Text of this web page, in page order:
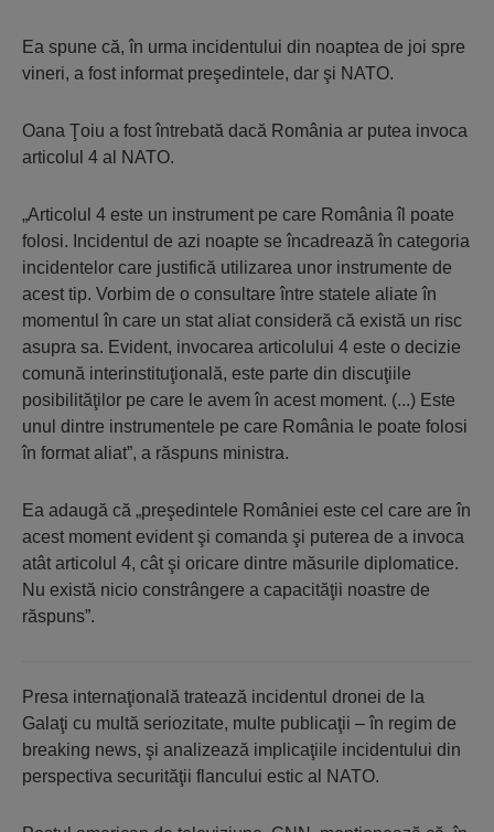
Ea spune că, în urma incidentului din noaptea de joi spre
vineri, a fost informat preşedintele, dar şi NATO.
Oana Ţoiu a fost întrebată dacă România ar putea invoca
articolul 4 al NATO.
„Articolul 4 este un instrument pe care România îl poate
folosi. Incidentul de azi noapte se încadrează în categoria
incidentelor care justifică utilizarea unor instrumente de
acest tip. Vorbim de o consultare între statele aliate în
momentul în care un stat aliat consideră că există un risc
asupra sa. Evident, invocarea articolului 4 este o decizie
comună interinstituţională, este parte din discuţiile
posibilităţilor pe care le avem în acest moment. (...) Este
unul dintre instrumentele pe care România le poate folosi
în format aliat”, a răspuns ministra.
Ea adaugă că „preşedintele României este cel care are în
acest moment evident şi comanda şi puterea de a invoca
atât articolul 4, cât şi oricare dintre măsurile diplomatice.
Nu există nicio constrângere a capacităţii noastre de
răspuns”.
Presa internaţională tratează incidentul dronei de la
Galaţi cu multă seriozitate, multe publicaţii – în regim de
breaking news, şi analizează implicaţiile incidentului din
perspectiva securităţii flancului estic al NATO.